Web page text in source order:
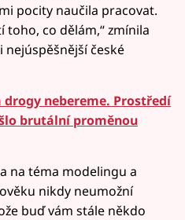
pocity naučila pracovat.
toho, co dělám,“ zmínila
nejúspěšnější české
drogy nebereme. Prostředí
brutální proměnou
na téma modelingu a
nikdy neumožní
buď vám stále někdo